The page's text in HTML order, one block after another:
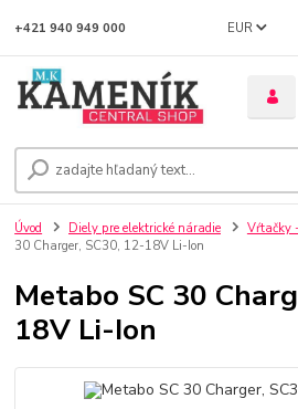
EUR
+421 940 949 000
Úvod Diely pre elektrické náradie Vŕtačky
30 Charger, SC30, 12-18V Li-Ion
Metabo SC 30
18V Li-Ion